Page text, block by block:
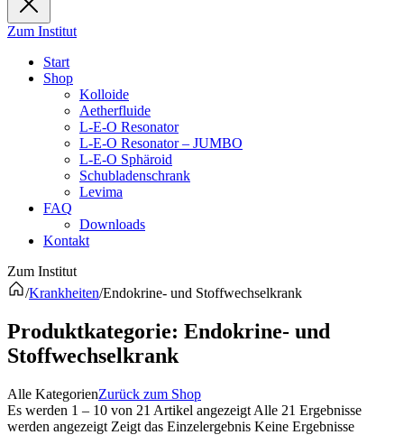
Zum Institut
Start
Shop
Kolloide
Aetherfluide
L-E-O Resonator
L-E-O Resonator – JUMBO
L-E-O Sphäroid
Schubladenschrank
Levima
FAQ
Downloads
Kontakt
Zum Institut
/Krankheiten/Endokrine- und Stoffwechselkrank
Produkt­kategorie: Endokrine- und
Stoffwechselkrank
Alle KategorienZurück zum Shop
Es werden 1 – 10 von 21 Artikel angezeigt Alle 21 Ergebnisse
werden angezeigt Zeigt das Einzelergebnis Keine Ergebnisse